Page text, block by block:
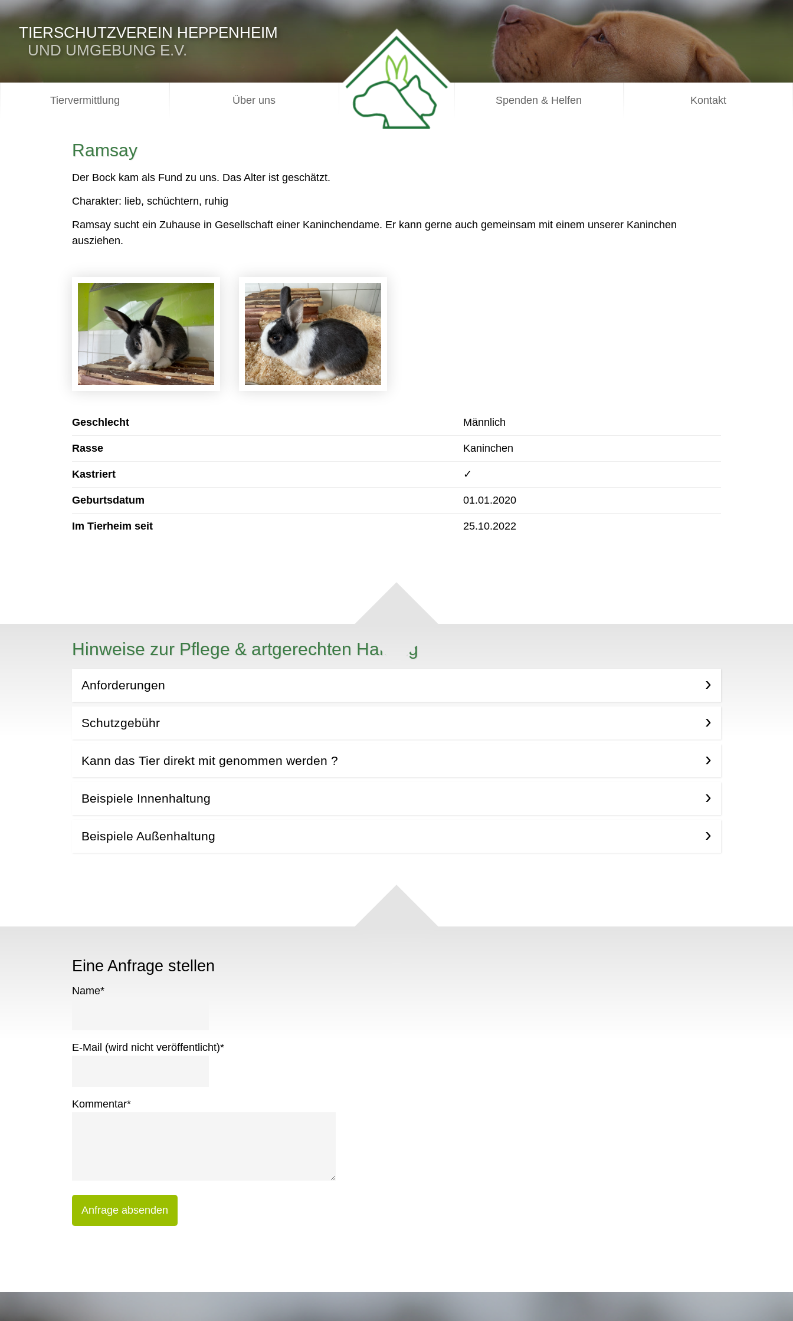
TIERSCHUTZVEREIN HEPPENHEIM
UND UMGEBUNG E.V.
Tiervermittlung Über uns Spenden & Helfen Kontakt
Ramsay
Der Bock kam als Fund zu uns. Das Alter ist geschätzt.
Charakter: lieb, schüchtern, ruhig
Ramsay sucht ein Zuhause in Gesellschaft einer Kaninchendame. Er kann gerne auch gemeinsam mit einem unserer Kaninchen
ausziehen.
Geschlecht Männlich
Rasse Kaninchen
Kastriert ✓
Geburtsdatum 01.01.2020
Im Tierheim seit 25.10.2022
Hinweise zur Pflege & artgerechten Haltung
Anforderungen
Schutzgebühr
Kann das Tier direkt mit genommen werden ?
Beispiele Innenhaltung
Beispiele Außenhaltung
Eine Anfrage stellen
Name*
E-Mail (wird nicht veröffentlicht)*
Kommentar*
Anfrage absenden